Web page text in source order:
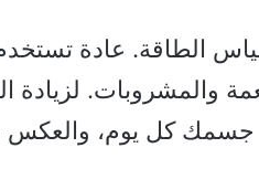
الطاقة. عادة
والمشروبات. لزيادة
جسمك كل يوم،